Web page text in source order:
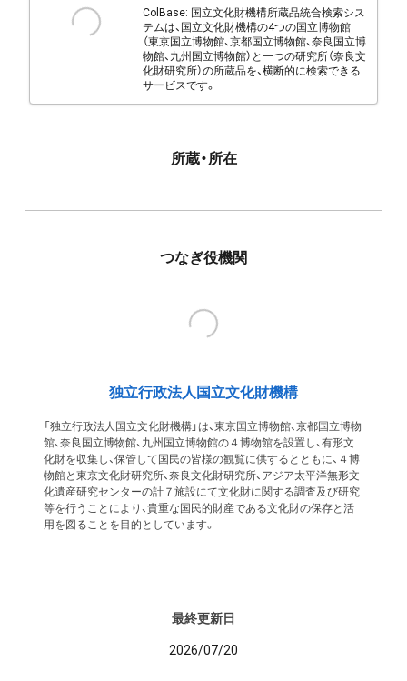
ColBase: 国立文化財機構所蔵品統合検索シス
テムは、国立文化財機構の4つの国立博物館
（東京国立博物館、京都国立博物館、奈良国立博
物館、九州国立博物館）と一つの研究所（奈良文
化財研究所）の所蔵品を、横断的に検索できる
サービスです。
所蔵・所在
つなぎ役機関
独立行政法人国立文化財機構
「独立行政法人国立文化財機構」は、東京国立博物館、京都国立博物
館、奈良国立博物館、九州国立博物館の４博物館を設置し、有形文
化財を収集し、保管して国民の皆様の観覧に供するとともに、４博
物館と東京文化財研究所、奈良文化財研究所、アジア太平洋無形文
化遺産研究センターの計７施設にて文化財に関する調査及び研究
等を行うことにより、貴重な国民的財産である文化財の保存と活
用を図ることを目的としています。
最終更新日
2026/07/20